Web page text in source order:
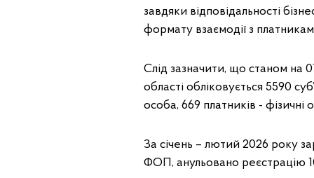
завдяки відповідальності
формату взаємодії з
Слід зазначити, що станом на
області обліковується 5590
особа, 669 платників -
За січень – лютий 2026 року
ФОП, анульовано реєстрацію